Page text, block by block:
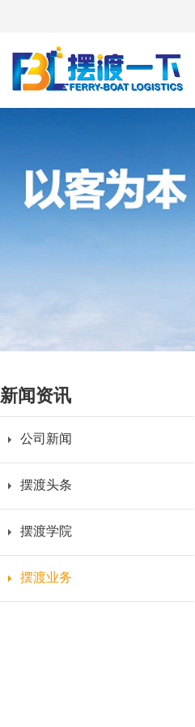
新闻资讯
公司新闻
摆渡头条
摆渡学院
摆渡业务